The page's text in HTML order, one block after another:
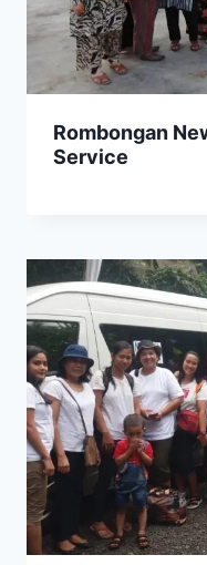
Rombongan
Service